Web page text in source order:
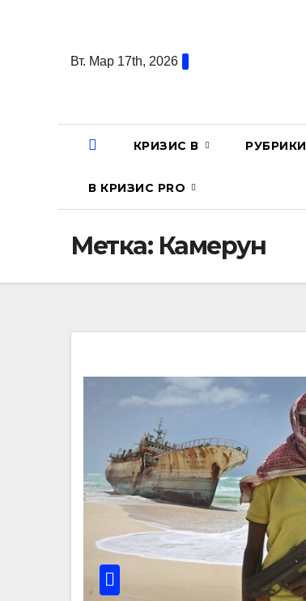
содержаниюВт. Мар 17th, 2026
КРИЗИС В РУБРИКИ
В КРИЗИС PRO
Метка: Камерун